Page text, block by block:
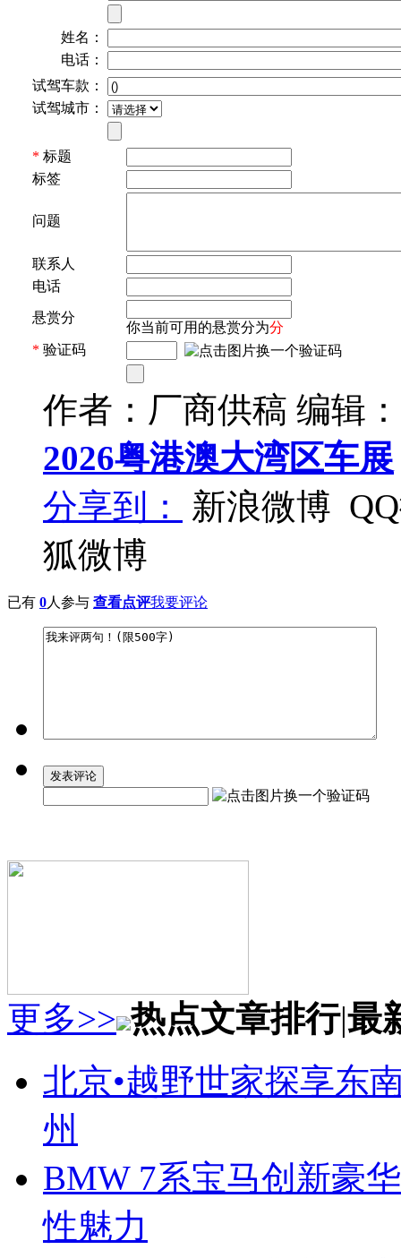
姓名：
电话：
试驾车款：
试驾城市：
* 标题
标签
问题
联系人
电话
悬赏分
你当前可用的悬赏分为分
* 验证码
作者：厂商供稿 编辑
2026粤港澳大湾区车展
分享到：
新浪微博
狐微博
已有 0人参与 查看点评我要评论
更多>> 热点文章排行|最
北京•越野世家探享东
州
BMW 7系宝马创新豪
性魅力